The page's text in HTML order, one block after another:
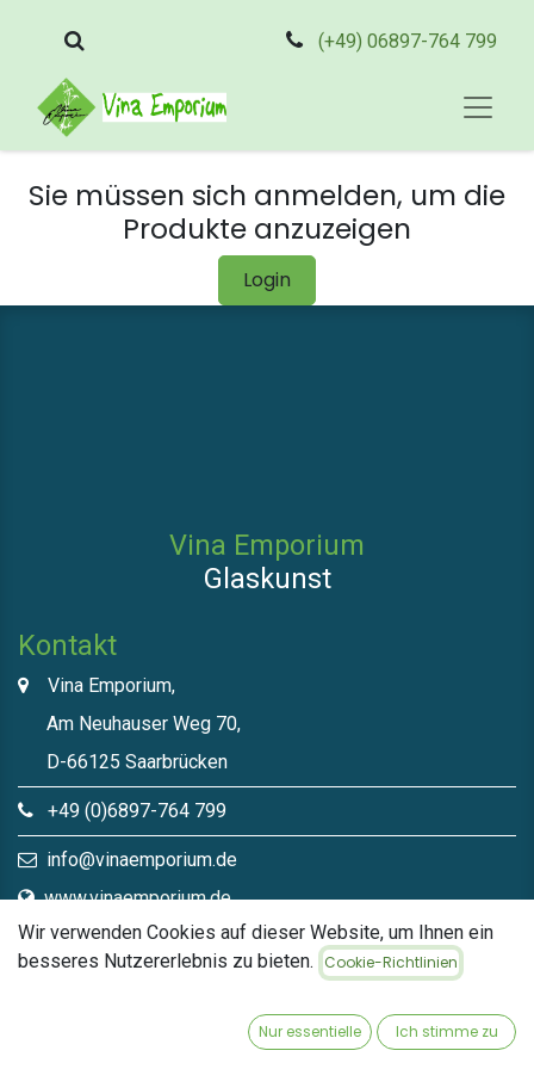
(+49) 06897-764 799
Sie müssen sich anmelden, um die
Produkte anzuzeigen
Login
Vina Emporium
Glaskunst
Kontakt
Vina Emporium,
Am Neuhauser Weg 70,
D-66125 Saarbrücken
+49 (0)6897-764 799
info@vinaemporium.de
www.vinaemporium.de
Direktlinks​
Wir verwenden Cookies auf dieser Website, um Ihnen ein
besseres Nutzererlebnis zu bieten.
Cookie-Richtlinien
Nur essentielle Ich stimme zu